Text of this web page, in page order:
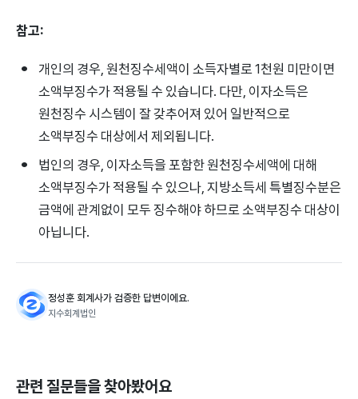
참고:
개인의 경우, 원천징수세액이 소득자별로 1천원 미만이면
소액부징수가 적용될 수 있습니다. 다만, 이자소득은
원천징수 시스템이 잘 갖추어져 있어 일반적으로
소액부징수 대상에서 제외됩니다.
법인의 경우, 이자소득을 포함한 원천징수세액에 대해
소액부징수가 적용될 수 있으나, 지방소득세 특별징수분은
금액에 관계없이 모두 징수해야 하므로 소액부징수 대상이
아닙니다.
정성훈 회계사가 검증한 답변이에요.
지수회계법인
관련 질문들을 찾아봤어요